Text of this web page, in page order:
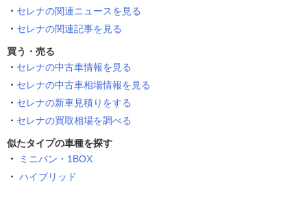
セレナの関連ニュースを見る
セレナの関連記事を見る
買う・売る
セレナの中古車情報を見る
セレナの中古車相場情報を見る
セレナの新車見積りをする
セレナの買取相場を調べる
似たタイプの車種を探す
ミニバン・1BOX
ハイブリッド